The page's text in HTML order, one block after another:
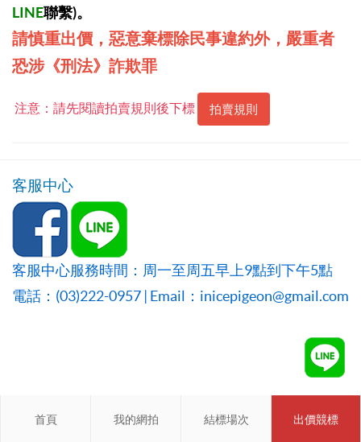
LINE聯繫)。
請慎重出價，惡意棄標除民事違約外，嚴重者
恐涉《刑法》詐欺罪
注意：請先閱讀拍賣規則後下標 拍賣規則
首頁 我的網拍 結標場次 出價競標
客服中心
客服中心服務時間：周一至周五早上9點到下午5點
電話：(03)222-0957 | Email：inicepigeon@gmail.com
首頁 我的網拍 結標場次 會員登入